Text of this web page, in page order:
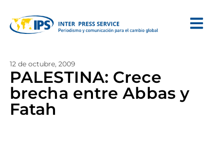
12 de octubre, 2009
PALESTINA: Crece
brecha entre Abbas y
Fatah